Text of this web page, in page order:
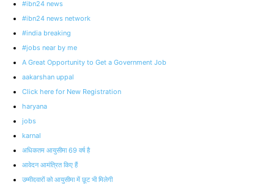
#ibn24 news
#ibn24 news network
#india breaking
#jobs near by me
A Great Opportunity to Get a Government Job
aakarshan uppal
Click here for New Registration
haryana
jobs
karnal
अधिकतम आयुसीमा 69 वर्ष है
आवेदन आमंत्रित किए हैं
उम्‍मीदवारों को आयुसीमा में छूट भी मिलेगी